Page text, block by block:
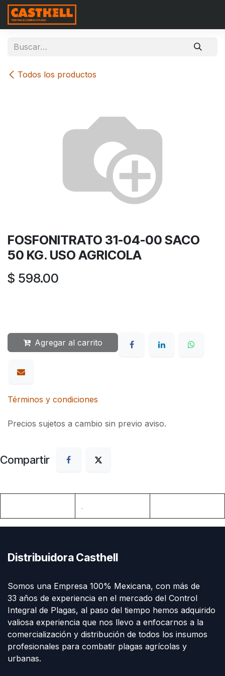
Ir al contenido
Todos los productos
FOSFONITRATO 31-04-00 SACO
50 KG. USO AGRICOLA
$ 598.00
Agregar al carrito
Términos y condiciones
Precios sujetos a cambio sin previo aviso.
Compartir
.
Distribuidora Casthell
Somos una Empresa 100% Mexicana, con más de
33 años de experiencia en el mercado del Control
Integral de Plagas, al paso del tiempo hemos adquirido
valiosa experiencia que nos llevo a enfocarnos a la
comercialización y distribución de todos los insumos
profesionales para combatir plagas agrícolas y
urbanas.